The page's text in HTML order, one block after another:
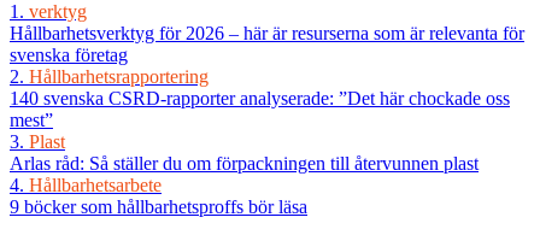
1. verktyg
Hållbarhetsverktyg för 2026 – här är resurserna som är relevanta för
svenska företag
2. Hållbarhetsrapportering
140 svenska CSRD-rapporter analyserade: ”Det här chockade oss
mest”
3. Plast
Arlas råd: Så ställer du om förpackningen till återvunnen plast
4. Hållbarhetsarbete
9 böcker som hållbarhetsproffs bör läsa